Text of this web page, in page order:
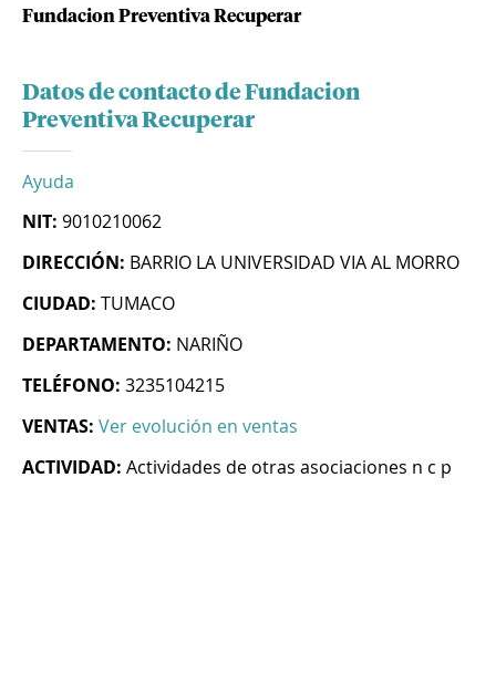
Fundacion Preventiva Recuperar
Datos de contacto de Fundacion
Preventiva Recuperar
Ayuda
NIT: 9010210062
DIRECCIÓN: BARRIO LA UNIVERSIDAD VIA AL MORRO
CIUDAD: TUMACO
DEPARTAMENTO: NARIÑO
TELÉFONO: 3235104215
VENTAS: Ver evolución en ventas
ACTIVIDAD: Actividades de otras asociaciones n c p